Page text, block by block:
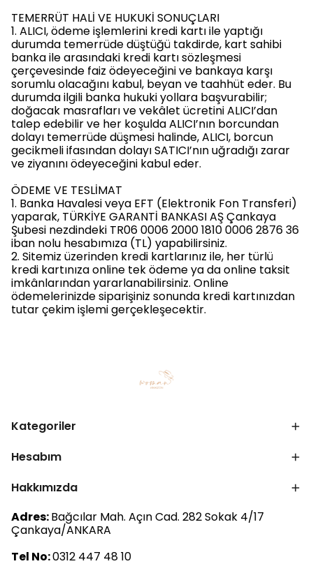
TEMERRÜT HALİ VE HUKUKİ SONUÇLARI
1. ALICI, ödeme işlemlerini kredi kartı ile yaptığı
durumda temerrüde düştüğü takdirde, kart sahibi
banka ile arasındaki kredi kartı sözleşmesi
çerçevesinde faiz ödeyeceğini ve bankaya karşı
sorumlu olacağını kabul, beyan ve taahhüt eder. Bu
durumda ilgili banka hukuki yollara başvurabilir;
doğacak masrafları ve vekâlet ücretini ALICI’dan
talep edebilir ve her koşulda ALICI’nın borcundan
dolayı temerrüde düşmesi halinde, ALICI, borcun
gecikmeli ifasından dolayı SATICI’nın uğradığı zarar
ve ziyanını ödeyeceğini kabul eder.
ÖDEME VE TESLİMAT
1. Banka Havalesi veya EFT (Elektronik Fon Transferi)
yaparak, TÜRKİYE GARANTİ BANKASI AŞ Çankaya
Şubesi nezdindeki TR06 0006 2000 1810 0006 2876 36
iban nolu hesabımıza (TL) yapabilirsiniz.
2. Sitemiz üzerinden kredi kartlarınız ile, her türlü
kredi kartınıza online tek ödeme ya da online taksit
imkânlarından yararlanabilirsiniz. Online
ödemelerinizde siparişiniz sonunda kredi kartınızdan
tutar çekim işlemi gerçekleşecektir.
Kategoriler
Hesabım
Hakkımızda
Adres:Bağcılar Mah. Açın Cad. 282 Sokak 4/17
Çankaya/ANKARA
Tel No:0312 447 48 10